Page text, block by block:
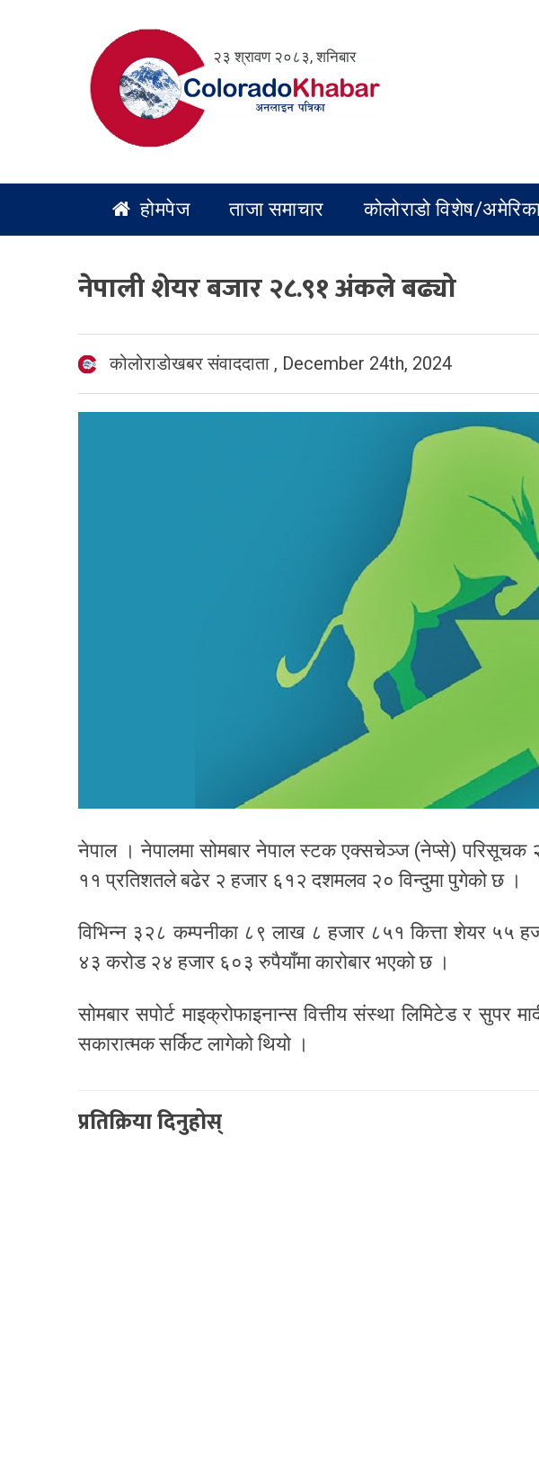
२३ श्रावण २०८३, शनिबार
होमपेज ताजा समाचार कोलोराडो विशेष/
नेपाली शेयर बजार २८.९१ अंकले बढ्यो
कोलोराडोखबर संवाददाता , December 24th, 2024
नेपाल । नेपालमा सोमबार नेपाल स्टक एक्सचेञ्ज (नेप्से)
११ प्रतिशतले बढेर २ हजार ६१२ दशमलव २० विन्दुमा पुगेको छ ।
विभिन्न ३२८ कम्पनीका ८९ लाख ८ हजार ८५१ कित्ता शेयर ५५
४३ करोड २४ हजार ६०३ रुपैयाँमा कारोबार भएको छ ।
सोमबार सपोर्ट माइक्रोफाइनान्स वित्तीय संस्था लिमिटेड र सुपर
सकारात्मक सर्किट लागेको थियो ।
प्रतिक्रिया दिनुहोस्